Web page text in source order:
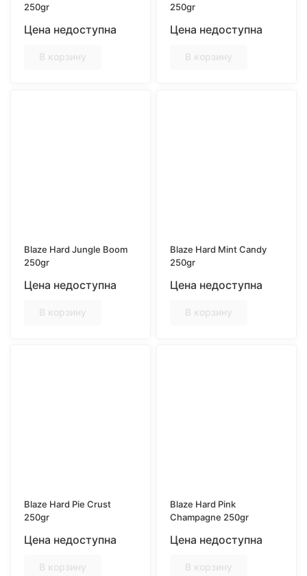
250gr
Цена недоступна
В корзину
250gr
Цена недоступна
В корзину
Blaze Hard Jungle Boom
250gr
Цена недоступна
В корзину
Blaze Hard Mint Candy
250gr
Цена недоступна
В корзину
Blaze Hard Pie Crust
250gr
Цена недоступна
В корзину
Blaze Hard Pink
Champagne 250gr
Цена недоступна
В корзину